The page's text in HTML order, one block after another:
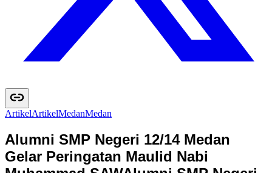
ArtikelArtikelMedanMedan
Alumni SMP Negeri 12/14 Medan
Gelar Peringatan Maulid Nabi